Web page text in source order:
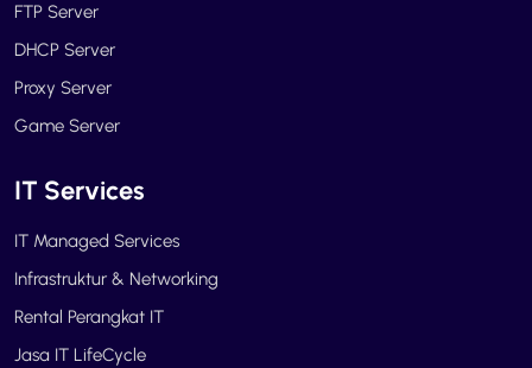
FTP Server
DHCP Server
Proxy Server
Game Server
IT Services
IT Managed Services
Infrastruktur & Networking
Rental Perangkat IT
Jasa IT LifeCycle